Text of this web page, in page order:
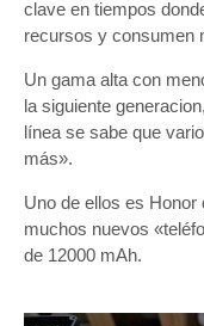
clave en tiempos
recursos y consumen
Un gama alta con
la siguiente
línea se sabe que
más».
Uno de ellos es
muchos nuevos
de 12000 mAh.